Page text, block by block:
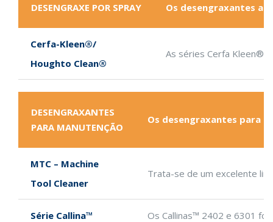
DESENGRAXE POR SPRAY Os desengraxantes
Cerfa-Kleen®/
Houghto Clean®
As séries Cerfa Kleen®
DESENGRAXANTES
PARA MANUTENÇÃO
Os desengraxantes para
MTC – Machine
Tool Cleaner
Trata-se de um excelente
Série Callina™ Os Callinas™ 2402 e 6301